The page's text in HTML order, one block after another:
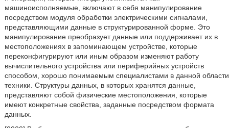
машиноисполняемые, включают в себя манипулирование
посредством модуля обработки электрическими сигналами,
представляющими данные в структурированной форме. Это
манипулирование преобразует данные или поддерживает их в
местоположениях в запоминающем устройстве, которые
переконфигурируют или иным образом изменяют работу
вычислительного устройства или периферийных устройств
способом, хорошо понимаемым специалистами в данной области
техники. Структуры данных, в которых хранятся данные,
представляют собой физические местоположения, которые
имеют конкретные свойства, заданные посредством формата
данных.